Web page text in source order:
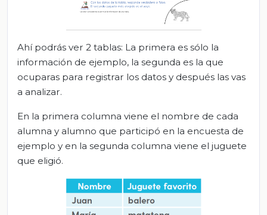
Ahí podrás ver 2 tablas: La primera es sólo la
información de ejemplo, la segunda es la que
ocuparas para registrar los datos y después las vas
a analizar.
En la primera columna viene el nombre de cada
alumna y alumno que participó en la encuesta de
ejemplo y en la segunda columna viene el juguete
que eligió.